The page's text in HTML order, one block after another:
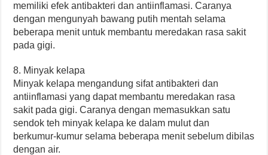
memiliki efek antibakteri dan antiinflamasi. Caranya
dengan mengunyah bawang putih mentah selama
beberapa menit untuk membantu meredakan rasa sakit
pada gigi.
8. Minyak kelapa
Minyak kelapa mengandung sifat antibakteri dan
antiinflamasi yang dapat membantu meredakan rasa
sakit pada gigi. Caranya dengan memasukkan satu
sendok teh minyak kelapa ke dalam mulut dan
berkumur-kumur selama beberapa menit sebelum dibilas
dengan air.